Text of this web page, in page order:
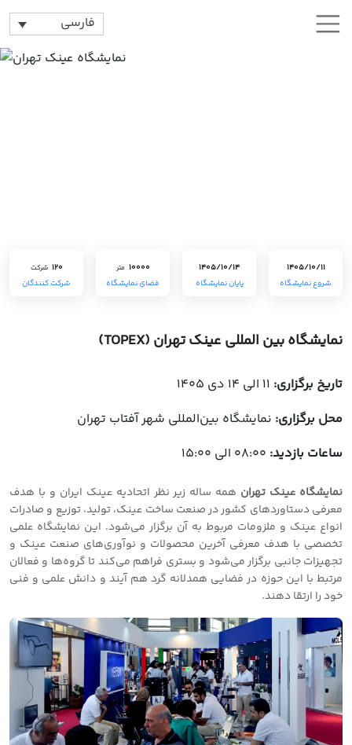
فارسی
1405/10/11
شروع نمایشگاه
1405/10/14
پایان نمایشگاه
10000 متر
فضای نمایشگاه
120 شرکت
شرکت کنندگان
نمایشگاه بین المللی عینک تهران (TOPEX)
تاریخ برگزاری: 11 الی 14 دی 1405
محل برگزاری: نمایشگاه بین‌المللی شهر آفتاب تهران
ساعات بازدید:
نمایشگاه عینک تهران همه ساله زیر نظر اتحادیه عینک ایران و با هدف
معرفی دستاوردهای کشور در صنعت ساخت عینک، تولید، توزیع و صادرات
انواع عینک و ملزومات مربوط به آن برگزار می‌شود. این نمایشگاه علمی
تخصصی با هدف معرفی آخرین محصولات و نوآوری‌های صنعت عینک و
تجهیزات جانبی برگزار می‌شود و بستری فراهم می‌کند تا گروه‌ها و فعالان
مرتبط با این حوزه در فضایی همدلانه گرد هم آیند و دانش علمی و فنی
خود را ارتقا دهند.